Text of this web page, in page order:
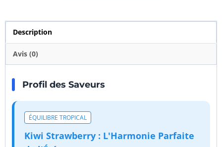
Description
Avis (0)
Profil des Saveurs
ÉQUILIBRE TROPICAL
Kiwi Strawberry : L'Harmonie Parfaite